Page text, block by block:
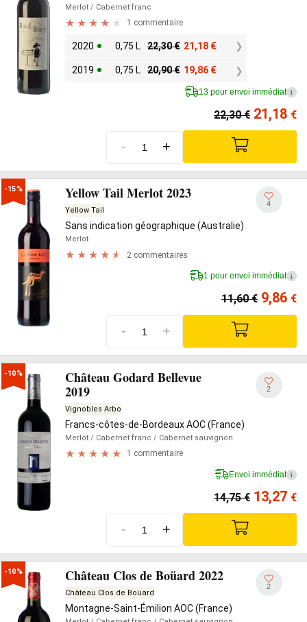
Merlot / Cabernet franc
1 commentaire
2020 0,75 L 22,30€ 21,18 €
2019 0,75 L 20,90€ 19,86 €
13 pour envoi immédiat i
22,30€ 21,18 €
- +
-15% Yellow Tail Merlot 2023
Yellow Tail
Sans indication géographique (Australie)
Merlot
2 commentaires
4
1 pour envoi immédiat i
11,60€ 9,86 €
- +
-10%
Château Godard Bellevue
2019
Vignobles Arbo
Francs-côtes-de-Bordeaux AOC (France)
Merlot / Cabernet franc / Cabernet sauvignon
1 commentaire
2
Envoi immédiat i
14,75€ 13,27 €
- +
-10% Château Clos de Boüard 2022
Château Clos de Boüard
Montagne-Saint-Émilion AOC (France)
2